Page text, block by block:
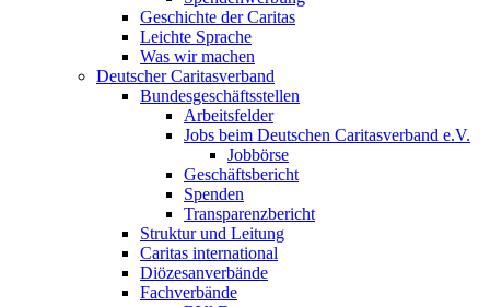
Geschichte der Caritas
Leichte Sprache
Was wir machen
Deutscher Caritasverband
Bundesgeschäftsstellen
Arbeitsfelder
Jobs beim Deutschen Caritasverband e.V.
Jobbörse
Geschäftsbericht
Spenden
Transparenzbericht
Struktur und Leitung
Caritas international
Diözesanverbände
Fachverbände